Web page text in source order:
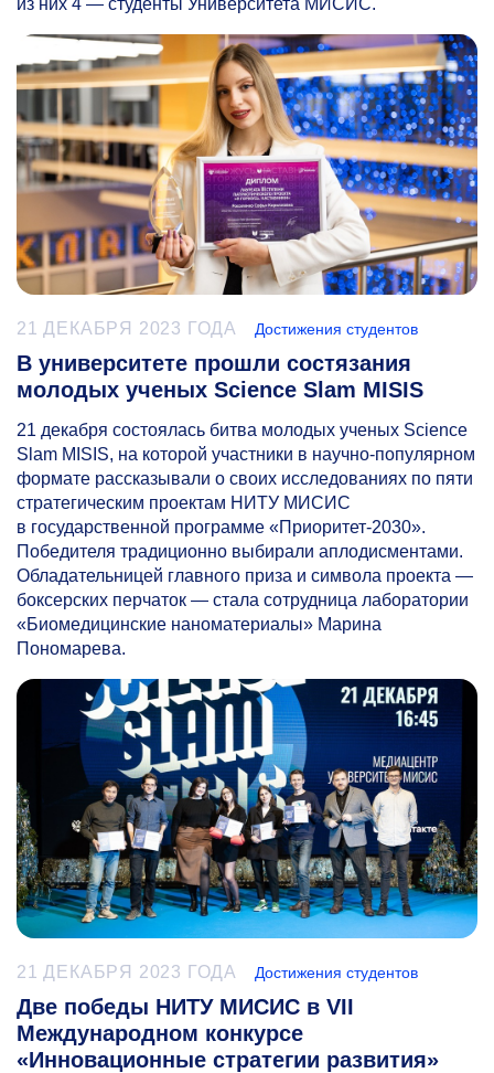
из них 4 — студенты Университета МИСИС.
21 ДЕКАБРЯ 2023 ГОДА Достижения студентов
В университете прошли состязания
молодых ученых Science Slam MISIS
21 декабря состоялась битва молодых ученых Science
Slam MISIS, на которой участники в научно-популярном
формате рассказывали о своих исследованиях по пяти
стратегическим проектам НИТУ МИСИС
в государственной программе «Приоритет-2030».
Победителя традиционно выбирали аплодисментами.
Обладательницей главного приза и символа проекта —
боксерских перчаток — стала сотрудница лаборатории
«Биомедицинские наноматериалы» Марина
Пономарева.
21 ДЕКАБРЯ 2023 ГОДА Достижения студентов
Две победы НИТУ МИСИС в VII
Международном конкурсе
«Инновационные стратегии развития»